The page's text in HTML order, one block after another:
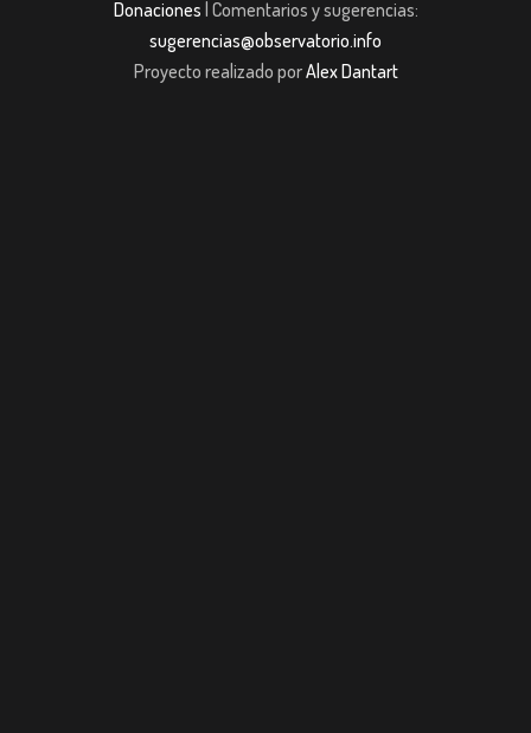
Donaciones | Comentarios y sugerencias:
sugerencias@observatorio.info
Proyecto realizado porAlex Dantart